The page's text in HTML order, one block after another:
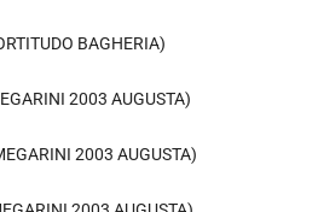
(FORTITUDO BAGHERIA)
2003 AUGUSTA)
2003 AUGUSTA)